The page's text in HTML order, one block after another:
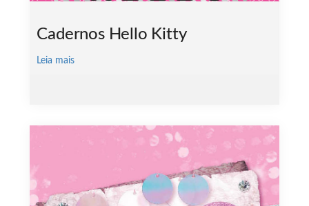
Cadernos Hello Kitty
Leia mais